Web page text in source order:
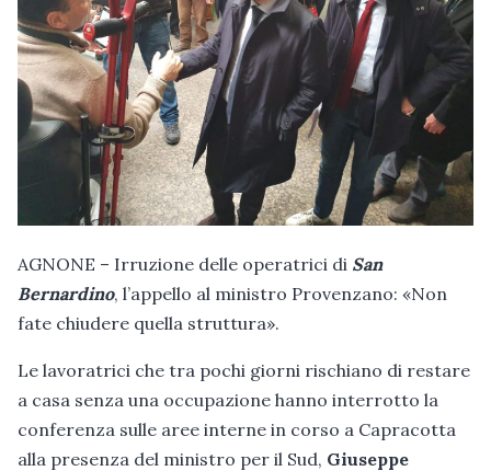
AGNONE – Irruzione delle operatrici di San
Bernardino, l’appello al ministro Provenzano: «Non
fate chiudere quella struttura».
Le lavoratrici che tra pochi giorni rischiano di restare
a casa senza una occupazione hanno interrotto la
conferenza sulle aree interne in corso a Capracotta
alla presenza del ministro per il Sud, Giuseppe